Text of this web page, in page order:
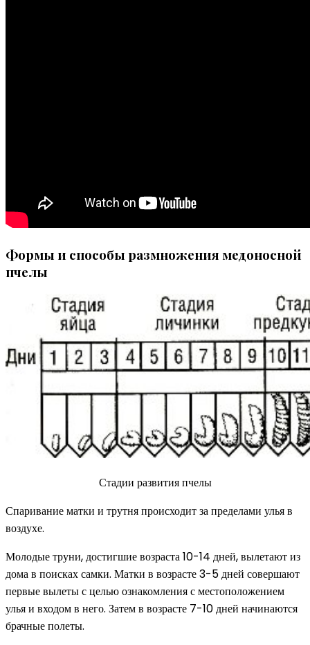
Формы и способы размножения медоносной
пчелы
Стадии развития пчелы
Спаривание матки и трутня происходит за пределами улья в
воздухе.
Молодые труни, достигшие возраста 10-14 дней, вылетают из
дома в поисках самки. Матки в возрасте 3-5 дней совершают
первые вылеты с целью ознакомления с местоположением
улья и входом в него. Затем в возрасте 7-10 дней начинаются
брачные полеты.